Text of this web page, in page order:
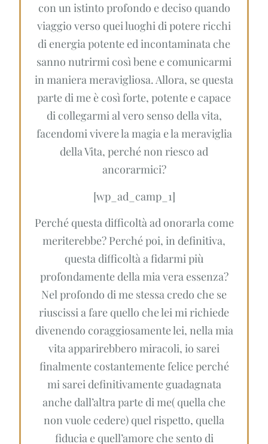
con un istinto profondo e deciso quando
viaggio verso quei luoghi di potere ricchi
di energia potente ed incontaminata che
sanno nutrirmi così bene e comunicarmi
in maniera meravigliosa. Allora, se questa
parte di me è così forte, potente e capace
di collegarmi al vero senso della vita,
facendomi vivere la magia e la meraviglia
della Vita, perché non riesco ad
ancorarmici?
[wp_ad_camp_1]
Perché questa difficoltà ad onorarla come
meriterebbe? Perché poi, in definitiva,
questa difficoltà a fidarmi più
profondamente della mia vera essenza?
Nel profondo di me stessa credo che se
riuscissi a fare quello che lei mi richiede
divenendo coraggiosamente lei, nella mia
vita apparirebbero miracoli, io sarei
finalmente costantemente felice perché
mi sarei definitivamente guadagnata
anche dall’altra parte di me( quella che
non vuole cedere) quel rispetto, quella
fiducia e quell’amore che sento di